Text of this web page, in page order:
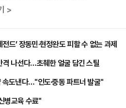
>
드’ 장동민·현정완도 피할 수 없는 과제
격 나선다…초췌한 얼굴 담긴 스틸
도낸다…"인도·중동 파트너 발굴"
병교육 수료"